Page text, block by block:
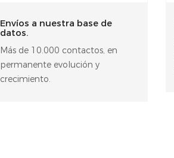
Envíos a nuestra base de
datos.
Más de 10.000 contactos, en
permanente evolución y
crecimiento.